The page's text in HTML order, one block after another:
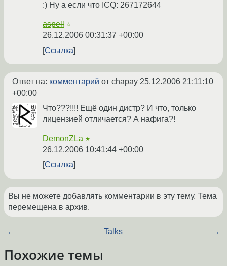
:) Ну а если что ICQ: 267172644
aspell ☆
26.12.2006 00:31:37 +00:00
Ссылка
Ответ на: комментарий от chapay 25.12.2006 21:11:10
+00:00
Что???!!!! Ещё один дистр? И что, только
лицензией отличается? А нафига?!
DemonZLa ★
26.12.2006 10:41:44 +00:00
Ссылка
Вы не можете добавлять комментарии в эту тему. Тема
перемещена в архив.
← Talks →
Похожие темы